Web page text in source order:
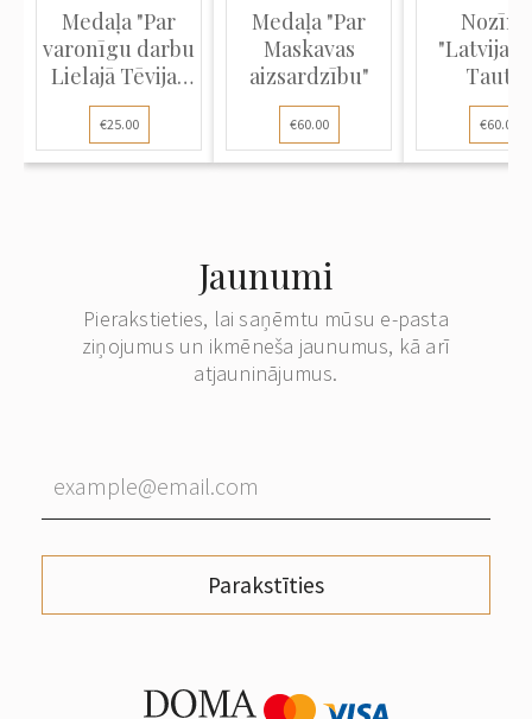
Medaļa "Par
varonīgu darbu
Lielajā Tēvijas
ka...
€25.00
Medaļa "Par
Maskavas
aizsardzību"
€60.00
"Latvijas
Tautas
€60.00
Jaunumi
Pierakstieties, lai saņēmtu mūsu e-pasta
ziņojumus un ikmēneša jaunumus, kā arī
atjauninājumus.
Parakstīties